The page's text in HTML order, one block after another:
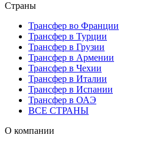
Страны
Трансфер во Франции
Трансфер в Турции
Трансфер в Грузии
Трансфер в Армении
Трансфер в Чехии
Трансфер в Италии
Трансфер в Испании
Трансфер в ОАЭ
ВСЕ СТРАНЫ
О компании